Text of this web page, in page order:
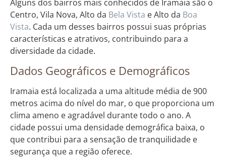
Alguns dos bairros mais conhecidos de Iramaia são o
Centro, Vila Nova, Alto da Bela Vista e Alto da Boa
Vista. Cada um desses bairros possui suas próprias
características e atrativos, contribuindo para a
diversidade da cidade.
Dados Geográficos e Demográficos
Iramaia está localizada a uma altitude média de 900
metros acima do nível do mar, o que proporciona um
clima ameno e agradável durante todo o ano. A
cidade possui uma densidade demográfica baixa, o
que contribui para a sensação de tranquilidade e
segurança que a região oferece.